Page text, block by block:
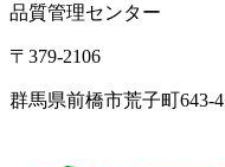
品質管理センター
〒379-2106
群馬県前橋市荒子町643-4